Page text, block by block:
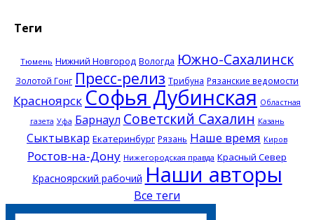
Теги
Тюмень Нижний Новгород Вологда Южно-Сахалинск
Золотой Гонг Пресс-релиз Трибуна Рязанские ведомости
Красноярск Софья Дубинская Областная
газета Уфа Барнаул Советский Сахалин Казань
Сыктывкар Екатеринбург Рязань Наше время Киров
Ростов-на-Дону Нижегородская правда Красный Север
Красноярский рабочий Наши авторы
Все теги